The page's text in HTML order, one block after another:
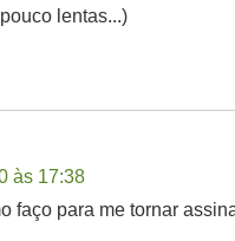
lentas...)
às 17:38
faço para me tornar